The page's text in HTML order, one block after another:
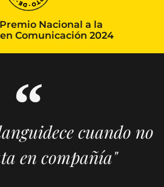
Nacional a la
Comunicación 2024
cuando no
en compañía"